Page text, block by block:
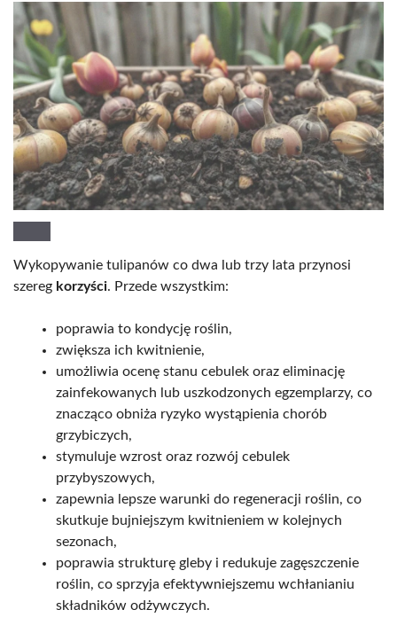
Wykopywanie tulipanów co dwa lub trzy lata przynosi
szereg korzyści. Przede wszystkim:
poprawia to kondycję roślin,
zwiększa ich kwitnienie,
umożliwia ocenę stanu cebulek oraz eliminację
zainfekowanych lub uszkodzonych egzemplarzy, co
znacząco obniża ryzyko wystąpienia chorób
grzybiczych,
stymuluje wzrost oraz rozwój cebulek
przybyszowych,
zapewnia lepsze warunki do regeneracji roślin, co
skutkuje bujniejszym kwitnieniem w kolejnych
sezonach,
poprawia strukturę gleby i redukuje zagęszczenie
roślin, co sprzyja efektywniejszemu wchłanianiu
składników odżywczych.